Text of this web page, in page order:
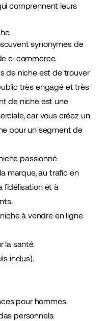
comprennent leurs
synonymes de
e-commerce.
de niche est de trouver
très engagé et très
de niche est une
car vous créez un
pour un segment de
passionné
marque, au trafic en
fidélisation et à
à vendre en ligne
la santé.
inclus).
pour hommes.
personnels.